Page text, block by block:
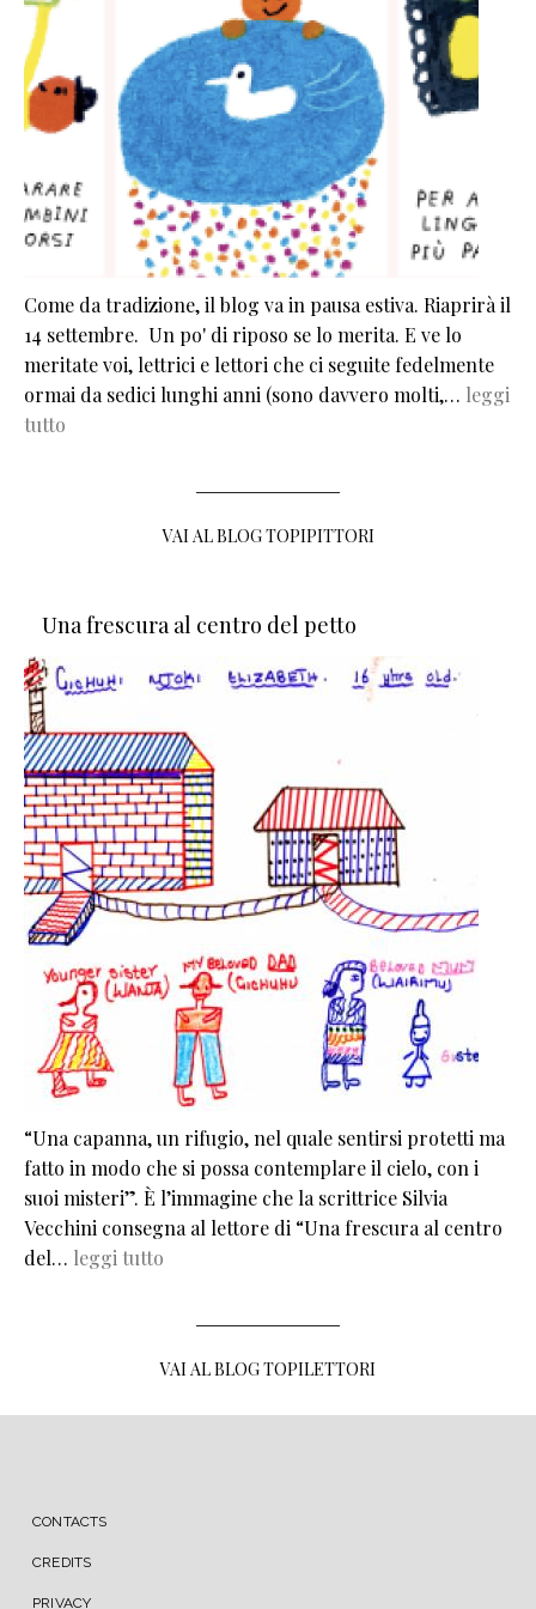
Come da tradizione, il blog va in pausa estiva. Riaprirà il
14 settembre. Un po' di riposo se lo merita. E ve lo
meritate voi, lettrici e lettori che ci seguite fedelmente
ormai da sedici lunghi anni (sono davvero molti,… leggi
tutto
VAI AL BLOG TOPIPITTORI
Una frescura al centro del petto
“Una capanna, un rifugio, nel quale sentirsi protetti ma
fatto in modo che si possa contemplare il cielo, con i
suoi misteri”. È l’immagine che la scrittrice Silvia
Vecchini consegna al lettore di “Una frescura al centro
del… leggi tutto
VAI AL BLOG TOPILETTORI
MENU FOOTER
CONTACTS
CREDITS
PRIVACY